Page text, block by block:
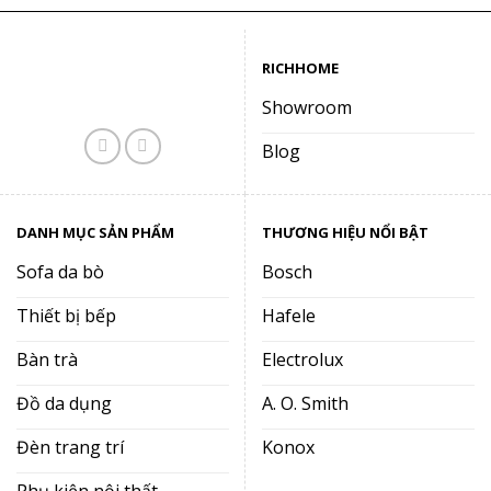
RICHHOME
Showroom
Blog
DANH MỤC SẢN PHẨM
Sofa da bò
Thiết bị bếp
Bàn trà
Đồ da dụng
Đèn trang trí
THƯƠNG HIỆU NỔI BẬT
Bosch
Hafele
Electrolux
A. O. Smith
Konox